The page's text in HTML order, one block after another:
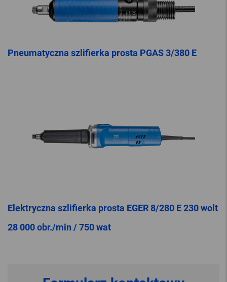
Pneumatyczna szlifierka prosta PGAS 3/380 E
Elektryczna szlifierka prosta EGER 8/280 E 230 wolt
28 000 obr./min / 750 wat